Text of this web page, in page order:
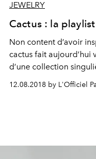
JEWELRY
Cactus : la
Non content d’avoir
cactus fait aujourd’hui
d’une collection
Mariacarla Boscono,
12.08.2018 by L'Officiel